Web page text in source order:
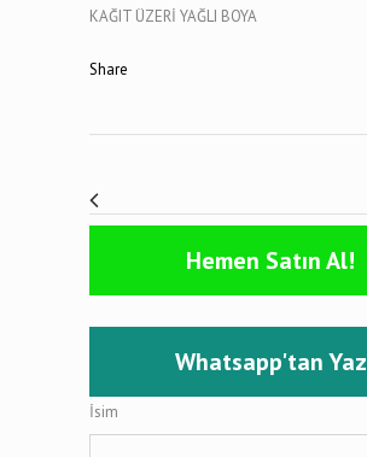
KAĞIT ÜZERİ YAĞLI BOYA
Share
Hemen Satın Al!
Whatsapp'tan Yaz
İsim